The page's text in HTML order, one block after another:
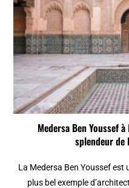
Medersa Ben Youssef
splendeur de
La Medersa Ben Youssef est
plus bel exemple